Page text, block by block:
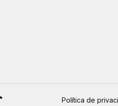
Política de